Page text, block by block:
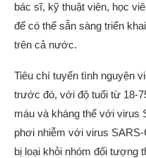
bác sĩ, kỹ thuật viên, học
để có thể sẵn sàng triển
trên cả nước.
Tiêu chí tuyển tình nguyện
trước đó, với độ tuổi từ 18-
máu và kháng thể với virus
phơi nhiễm với virus
bị loại khỏi nhóm đối tượng